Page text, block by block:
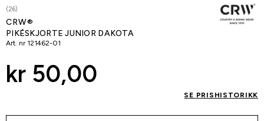
(26)
CRW®
PIKÉSKJORTE JUNIOR DAKOTA
Art. nr 121462-01
kr 50,00
SE PRISHISTORIKK